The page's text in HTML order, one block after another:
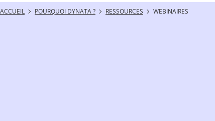
ACCUEIL POURQUOI DYNATA ? RESSOURCES WEBINAIRES